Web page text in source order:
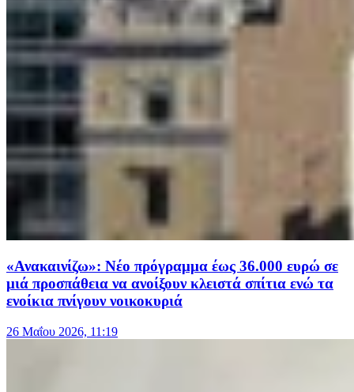
«Ανακαινίζω»: Νέο πρόγραμμα έως 36.000 ευρώ σε
μιά προσπάθεια να ανοίξουν κλειστά σπίτια ενώ τα
ενοίκια πνίγουν νοικοκυριά
26 Μαΐου 2026, 11:19